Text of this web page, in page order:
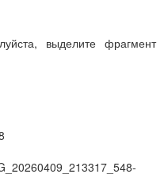
выделите фрагмент